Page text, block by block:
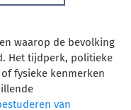
waarop de bevolking
Het tijdperk, politieke
fysieke kenmerken
van